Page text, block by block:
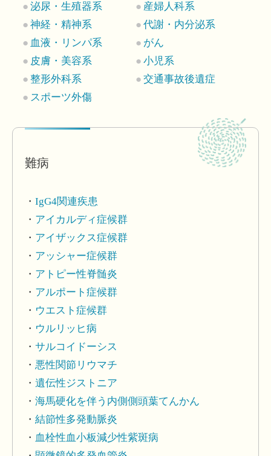
泌尿・生殖器系
産婦人科系
神経・精神系
代謝・内分泌系
血液・リンパ系
がん
皮膚・美容系
小児系
整形外科系
交通事故後遺症
スポーツ外傷
難病
IgG4関連疾患
アイカルディ症候群
アイザックス症候群
アッシャー症候群
アトピー性脊髄炎
アルポート症候群
ウエスト症候群
ウルリッヒ病
サルコイドーシス
悪性関節リウマチ
遺伝性ジストニア
海馬硬化を伴う内側側頭葉てんかん
結節性多発動脈炎
血栓性血小板減少性紫斑病